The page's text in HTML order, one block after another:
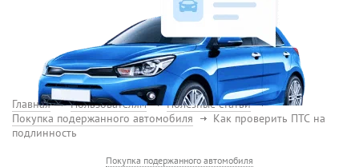
Главная Пользователям
Полезные статьи
Покупка подержанного автомобиля
Как проверить ПТС на
подлинность
Покупка подержанного автомобиля